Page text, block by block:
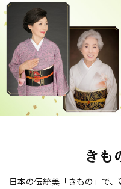
きも
日本の伝統美「きもの」で